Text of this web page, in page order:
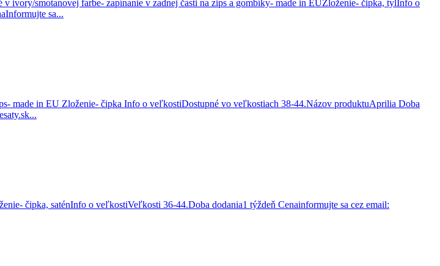
smotanovej farbe- zapínanie v zadnej časti na zips a gombíky- made in EUZloženie- čipka, tylInfo o
sa...
made in EU Zloženie- čipka Info o veľkostiDostupné vo veľkostiach 38-44.Názov produktuAprilia Doba
čipka, saténInfo o veľkostiVeľkosti 36-44.Doba dodania1 týždeň Cenainformujte sa cez email: